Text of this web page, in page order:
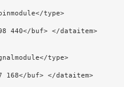
type>
440</buf> </dataitem>
type>
168</buf> </dataitem>